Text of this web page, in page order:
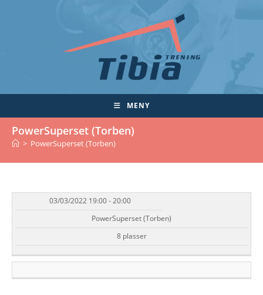
MENY
PowerSuperset (Torben)
> PowerSuperset (Torben)
DATO/TID EVENT TILGJENGELIGHET
03/03/2022 19:00 - 20:00
PowerSuperset (Torben)
8 plasser